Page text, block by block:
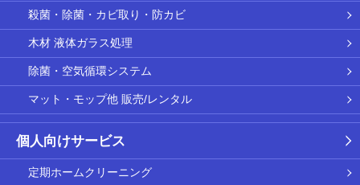
殺菌・除菌・カビ取り・防カビ
木材 液体ガラス処理
除菌・空気循環システム
マット・モップ他 販売/レンタル
個人向けサービス
定期ホームクリーニング